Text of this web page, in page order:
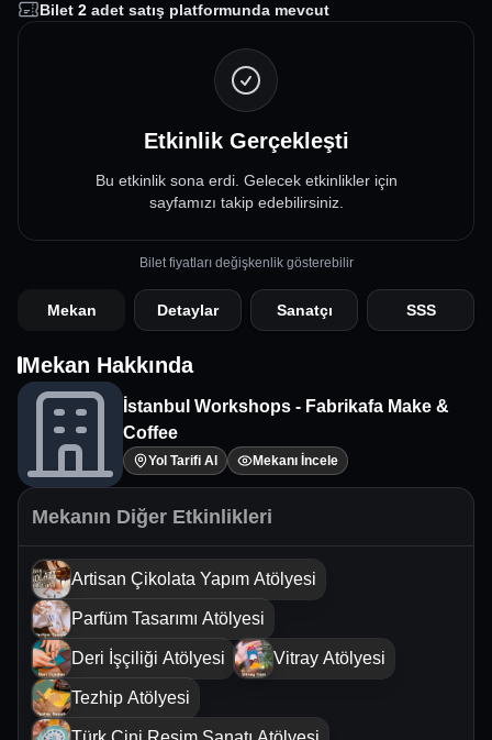
Bilet 2 adet satış platformunda mevcut
Etkinlik Gerçekleşti
Bu etkinlik sona erdi. Gelecek etkinlikler için
sayfamızı takip edebilirsiniz.
Bilet fiyatları değişkenlik gösterebilir
Mekan Detaylar Sanatçı SSS
Mekan Hakkında
İstanbul Workshops - Fabrikafa Make &
Coffee
Yol Tarifi Al Mekanı İncele
Mekanın Diğer Etkinlikleri
Artisan Çikolata Yapım Atölyesi
Parfüm Tasarımı Atölyesi
Deri İşçiliği Atölyesi Vitray Atölyesi
Tezhip Atölyesi